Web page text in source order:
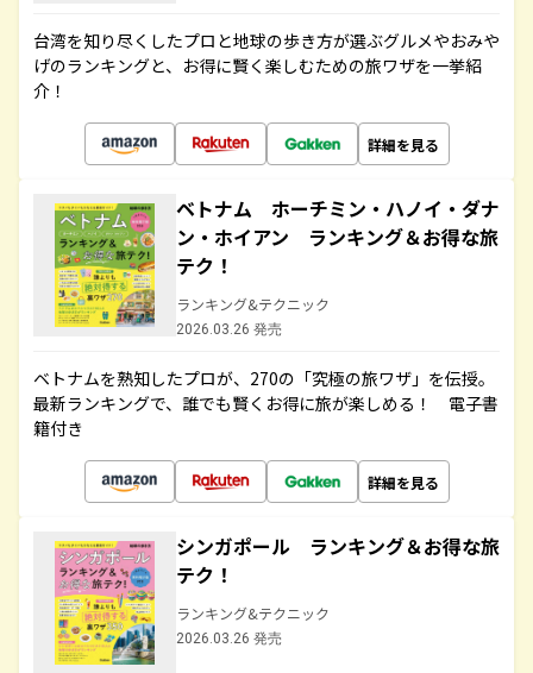
台湾を知り尽くしたプロと地球の歩き方が選ぶグルメやおみや
げのランキングと、お得に賢く楽しむための旅ワザを一挙紹
介！
詳細を見る
ベトナム ホーチミン・ハノイ・ダナ
ン・ホイアン ランキング＆お得な旅
テク！
ランキング&テクニック
2026.03.26 発売
ベトナムを熟知したプロが、270の「究極の旅ワザ」を伝授。
最新ランキングで、誰でも賢くお得に旅が楽しめる！ 電子書
籍付き
詳細を見る
シンガポール ランキング＆お得な旅
テク！
ランキング&テクニック
2026.03.26 発売